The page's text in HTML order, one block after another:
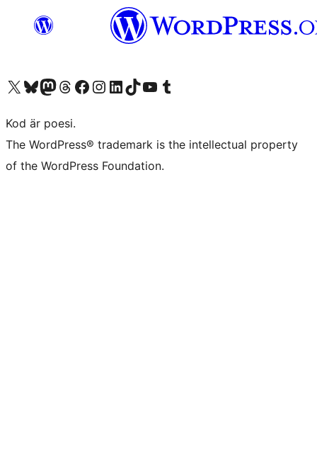
Besök vår X-konto (f.d. Twitter)
Besök vårt Bluesky-konto
Besök vårt Mastodon-konto
Besök vårt Thread-konto
Besök vår Facebook-sidaBesök vårt Instagram-konto
Besök vårt LinkedIn-konto
Besök vårt TikTok-konto
Besök vår YouTube-kanalBesök vårt Tumblr-konto
Kod är poesi.
The WordPress® trademark is the intellectual property
of the WordPress Foundation.